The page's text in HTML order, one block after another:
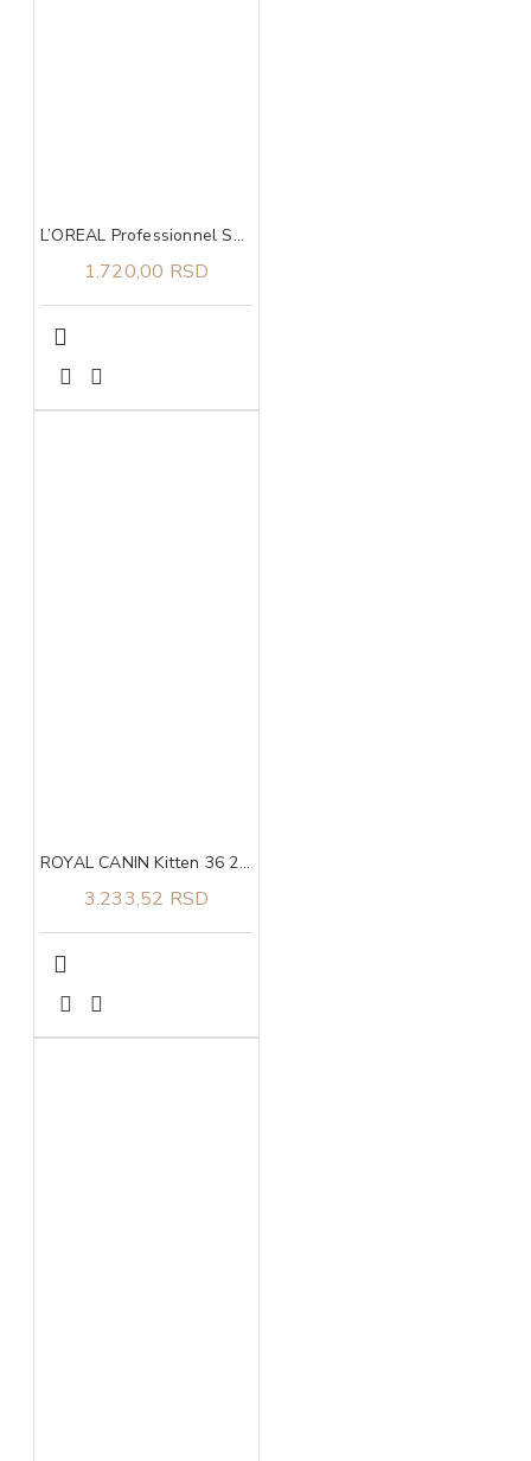
L’OREAL Professionnel Serie Expert Liss Unlimited šampon 300ml
1.720,00 RSD
ROYAL CANIN Kitten 36 2kg
3.233,52 RSD